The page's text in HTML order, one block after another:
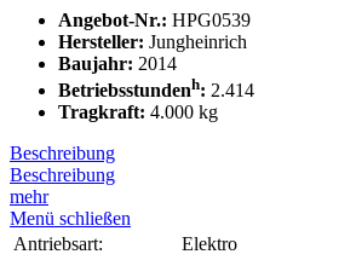
Angebot-Nr.: HPG0539
Hersteller: Jungheinrich
Baujahr: 2014
Betriebsstundenh: 2.414
Tragkraft: 4.000 kg
Beschreibung
Beschreibung
mehr
Menü schließen
Antriebsart:
Elektro